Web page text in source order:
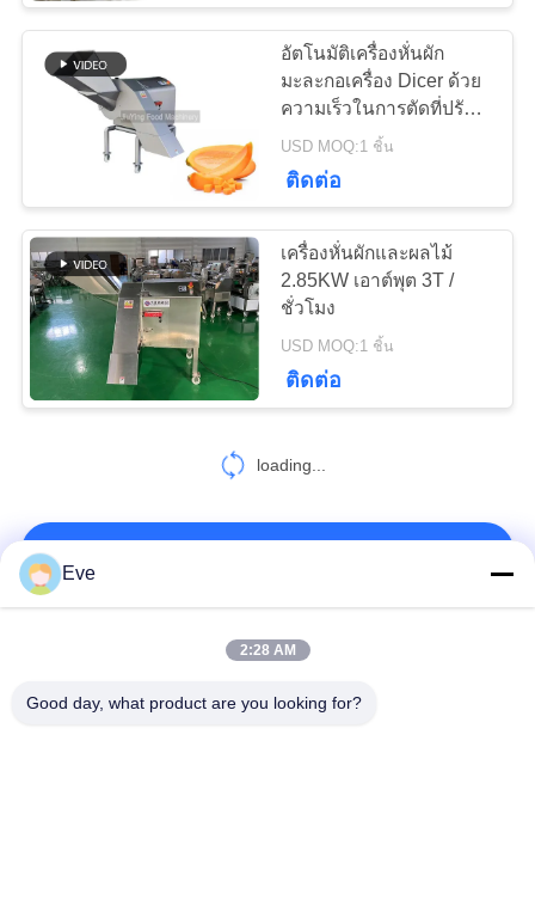
เป็น
ส่วน
เครื่องสับเนื้อ
อุปกรณ์แปรรูปผัก
476
อัตโนมัติเครื่องหั่นผัก
มะละกอเครื่อง Dicer ด้วย
ความเร็วในการตัดที่ปรับ
ได้
USD MOQ:1 ชิ้น
ติดต่อ
เครื่องหั่นผักและผลไม้
2.85KW เอาต์พุต 3T /
ชั่วโมง
USD MOQ:1 ชิ้น
ติดต่อ
loading...
หมวดหมู่ยอดนิยม
Eve
2:28 AM
Good day, what product are you looking for?